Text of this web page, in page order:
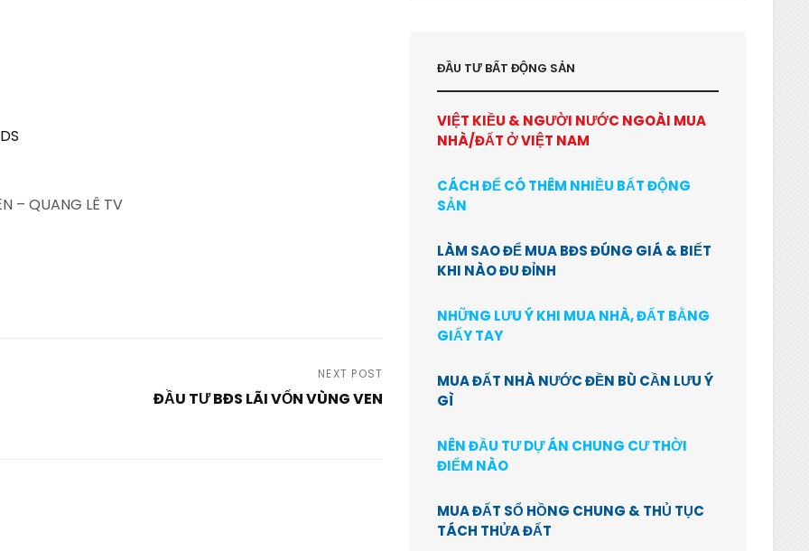
– QUANG LÊ TV
NEXT POST
ĐẦU TƯ BĐS LÃI VỐN VÙNG VEN
ĐẦU TƯ BẤT ĐỘNG SẢN
VIỆT KIỀU & NGƯỜI NƯỚC NGOÀI MUA
NHÀ/ĐẤT Ở VIỆT NAM
CÁCH ĐỂ CÓ THÊM NHIỀU BẤT ĐỘNG
SẢN
LÀM SAO ĐỂ MUA BĐS ĐÚNG GIÁ & BIẾT
KHI NÀO ĐU ĐỈNH
NHỮNG LƯU Ý KHI MUA NHÀ, ĐẤT BẰNG
GIẤY TAY
MUA ĐẤT NHÀ NƯỚC ĐỀN BÙ CẦN LƯU Ý
GÌ
NÊN ĐẦU TƯ DỰ ÁN CHUNG CƯ THỜI
ĐIỂM NÀO
MUA ĐẤT SỔ HỒNG CHUNG & THỦ TỤC
TÁCH THỬA ĐẤT